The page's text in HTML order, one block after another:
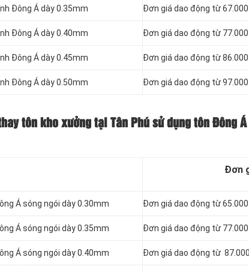
Đông Á dày 0.35mm Đơn giá dao động từ
Đông Á dày 0.40mm Đơn giá dao động từ
Đông Á dày 0.45mm Đơn giá dao động từ
Đông Á dày 0.50mm Đơn giá dao động từ
tôn kho xưởng tại Tân Phú sử dụng tôn Đông Á
Đơn
Á sóng ngói dày 0.30mm Đơn giá dao động từ
Á sóng ngói dày 0.35mm Đơn giá dao động từ
Á sóng ngói dày 0.40mm Đơn giá dao động từ